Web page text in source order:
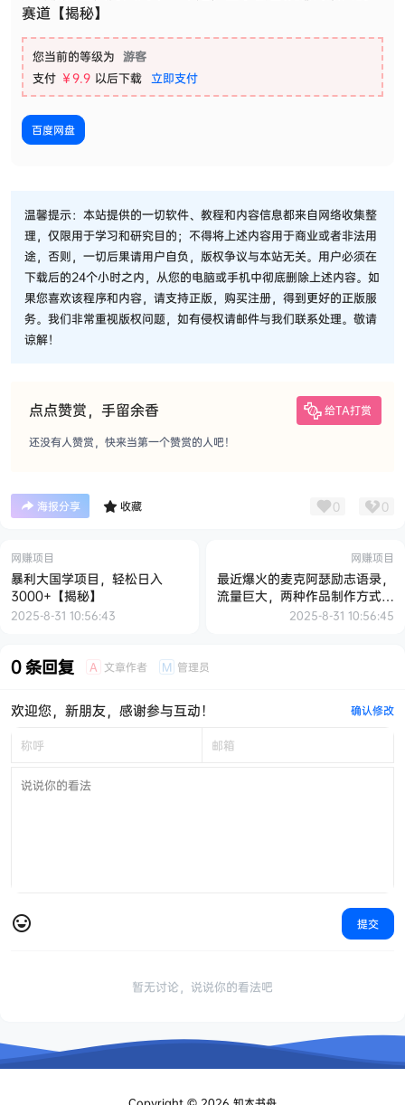
赛道【揭秘】
您当前的等级为 游客
支付 ￥9.9 以后下载 立即支付
百度网盘
温馨提示：本站提供的一切软件、教程和内容信息都来自网络收集整
理，仅限用于学习和研究目的；不得将上述内容用于商业或者非法用
途，否则，一切后果请用户自负，版权争议与本站无关。用户必须在
下载后的24个小时之内，从您的电脑或手机中彻底删除上述内容。如
果您喜欢该程序和内容，请支持正版，购买注册，得到更好的正版服
务。我们非常重视版权问题，如有侵权请邮件与我们联系处理。敬请
谅解！
点点赞赏，手留余香 给TA打赏
还没有人赞赏，快来当第一个赞赏的人吧！
海报分享 收藏 0 0
网赚项目
暴利大国学项目，轻松日入
3000+【揭秘】
2025-8-31 10:56:43
网赚项目
最近爆火的麦克阿瑟励志语录，
流量巨大，两种作品制作方式，
简单易上手【揭秘】
2025-8-31 10:56:45
0 条回复 A 文章作者 M 管理员
欢迎您，新朋友，感谢参与互动！ 确认修改
提交
暂无讨论，说说你的看法吧